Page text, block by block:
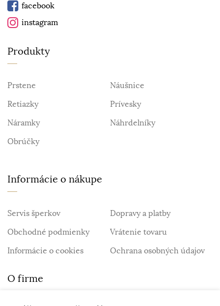
facebook
instagram
Produkty
Prstene
Náušnice
Retiazky
Prívesky
Náramky
Náhrdelníky
Obrúčky
Informácie o nákupe
Servis šperkov
Dopravy a platby
Obchodné podmienky
Vrátenie tovaru
Informácie o cookies
Ochrana osobných údajov
O firme